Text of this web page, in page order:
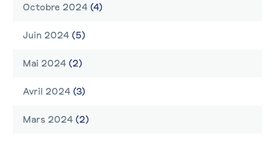
Octobre 2024 (4)
Juin 2024 (5)
Mai 2024 (2)
Avril 2024 (3)
Mars 2024 (2)